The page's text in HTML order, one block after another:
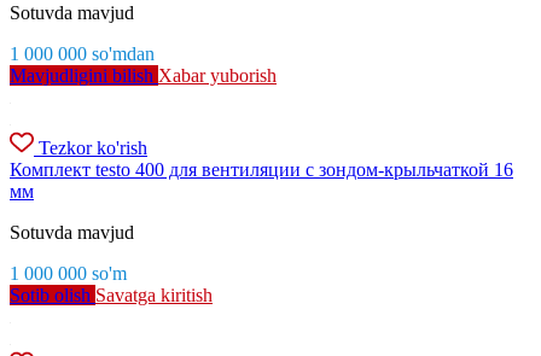
Sotuvda mavjud
1 000 000 so'mdan
Mavjudligini bilish Xabar yuborish
Tezkor ko'rish
Комплект testo 400 для вентиляции с зондом-крыльчаткой 16
мм
Sotuvda mavjud
1 000 000 so'm
Sotib olish Savatga kiritish